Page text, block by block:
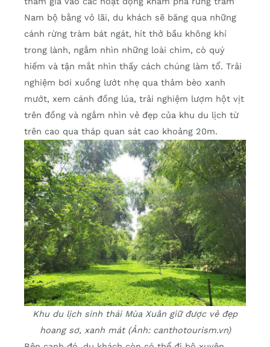
Nam bộ bằng vỏ lãi, du khách sẽ băng qua những
cánh rừng tràm bát ngát, hít thở bầu không khí
trong lành, ngắm nhìn những loài chim, cò quý
hiếm và tận mắt nhìn thấy cách chúng làm tổ. Trải
nghiệm bơi xuồng lướt nhẹ qua thảm bèo xanh
mướt, xem cánh đồng lúa, trải nghiệm lượm hột vịt
trên đồng và ngắm nhìn vẻ đẹp của khu du lịch từ
trên cao qua tháp quan sát cao khoảng 20m.
Khu du lịch sinh thái Mùa Xuân giữ được vẻ đẹp
hoang sơ, xanh mát (Ảnh: canthotourism.vn)